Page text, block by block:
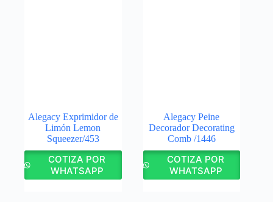
Alegacy Exprimidor de
Limón Lemon
Squeezer/453
COTIZA POR
WHATSAPP
Alegacy Peine
Decorador Decorating
Comb /1446
COTIZA POR
WHATSAPP